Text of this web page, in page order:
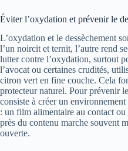
Éviter l’oxydation et prévenir le
L’oxydation et le dessèchement
l’un noircit et ternit, l’autre rend
lutter contre l’oxydation, surtout
l’avocat ou certaines crudités,
citron vert en fine couche. Cela
protecteur naturel. Pour prévenir
consiste à créer un
: un film alimentaire au contact
près du contenu marche souvent
ouverte.